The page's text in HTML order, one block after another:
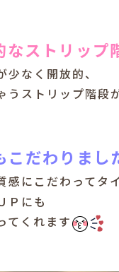
なストリップ
なく開放的、
うストリップ階段
こだわりまし
にこだわってタ
Ｐにも
てくれます